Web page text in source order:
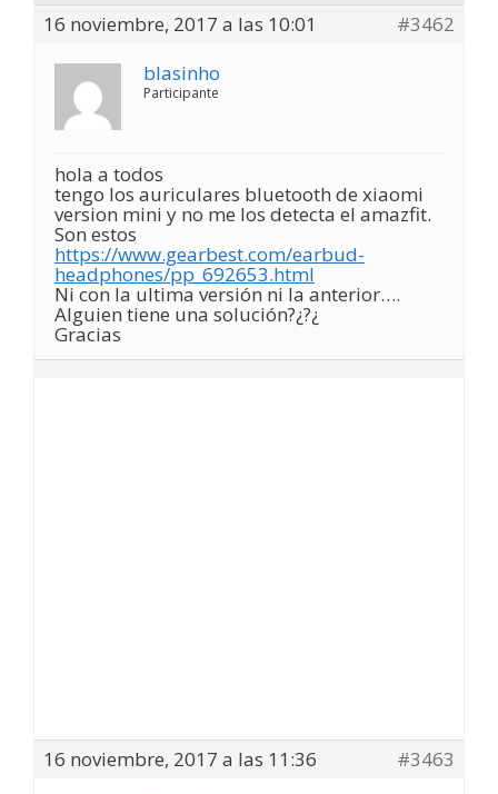
16 noviembre, 2017 a las 10:01
#3462
blasinho
Participante
hola a todos
tengo los auriculares bluetooth de xiaomi
version mini y no me los detecta el amazfit.
Son estos
https://www.gearbest.com/earbud-
headphones/pp_692653.html
Ni con la ultima versión ni la anterior….
Alguien tiene una solución?¿?¿
Gracias
16 noviembre, 2017 a las 11:36
#3463